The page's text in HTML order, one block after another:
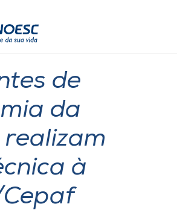
de
da
realizam
à